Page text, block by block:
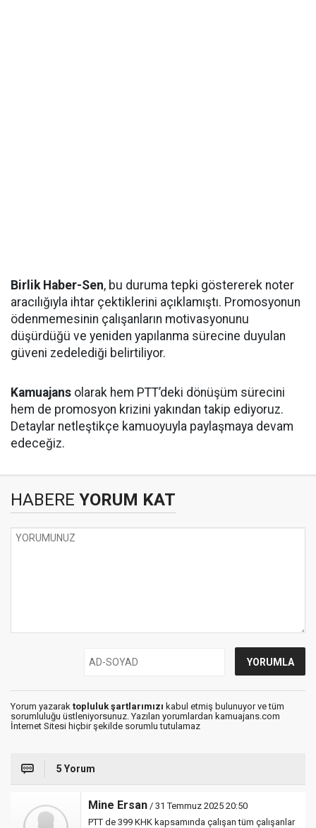
Birlik Haber-Sen, bu duruma tepki göstererek noter
aracılığıyla ihtar çektiklerini açıklamıştı. Promosyonun
ödenmemesinin çalışanların motivasyonunu
düşürdüğü ve yeniden yapılanma sürecine duyulan
güveni zedelediği belirtiliyor.
Kamuajans olarak hem PTT’deki dönüşüm sürecini
hem de promosyon krizini yakından takip ediyoruz.
Detaylar netleştikçe kamuoyuyla paylaşmaya devam
edeceğiz.
HABERE YORUM KAT
Yorum yazarak topluluk şartlarımızı kabul etmiş bulunuyor ve tüm
sorumluluğu üstleniyorsunuz. Yazılan yorumlardan kamuajans.com
İnternet Sitesi hiçbir şekilde sorumlu tutulamaz
5 Yorum
Mine Ersan / 31 Temmuz 2025 20:50
PTT de 399 KHK kapsamında çalışan tüm çalışanlar